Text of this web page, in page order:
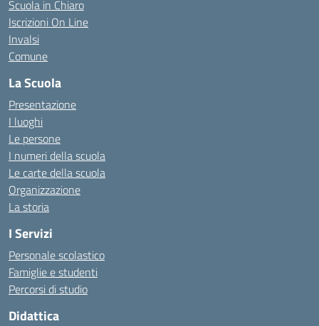
Scuola in Chiaro
Iscrizioni On Line
Invalsi
Comune
La Scuola
Presentazione
I luoghi
Le persone
I numeri della scuola
Le carte della scuola
Organizzazione
La storia
I Servizi
Personale scolastico
Famiglie e studenti
Percorsi di studio
Didattica